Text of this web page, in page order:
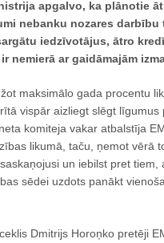
apgalvo, ka plānotie
nebanku nozares darbību
iedzīvotājus, ātro
nemierā ar gaidāmajām
maksimālo gada procentu
vispār aizliegt slēgt līgumus
komiteja vakar atbalstīja
likumā, taču, ņemot vērā
un iebilst pret tiem,
sēdei uzdots panākt
Dmitrijs Horoņko pretēji